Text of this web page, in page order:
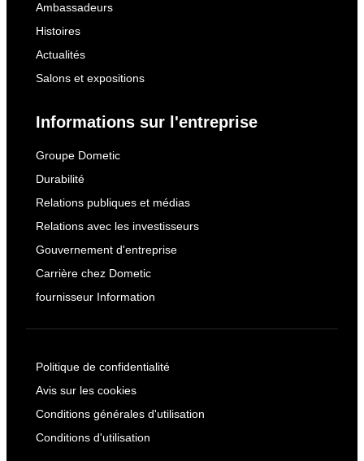
Ambassadeurs
Histoires
Actualités
Salons et expositions
Informations sur l'entreprise
Groupe Dometic
Durabilité
Relations publiques et médias
Relations avec les investisseurs
Gouvernement d'entreprise
Carrière chez Dometic
fournisseur Information
Politique de confidentialité
Avis sur les cookies
Conditions générales d'utilisation
Conditions d'utilisation